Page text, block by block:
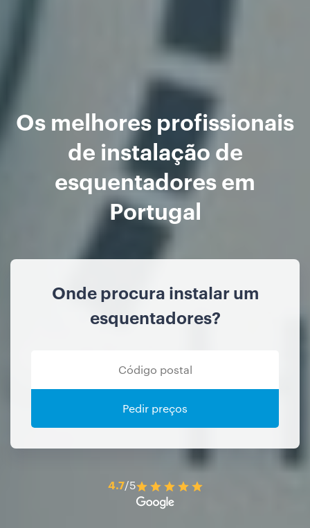
Os melhores profissionais
de instalação de
esquentadores em
Portugal
Onde procura instalar um
esquentadores?
Pedir preços
4.7/5